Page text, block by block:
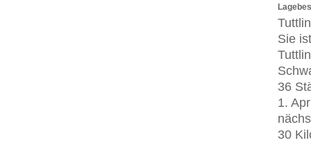
Sie
36
1.
30